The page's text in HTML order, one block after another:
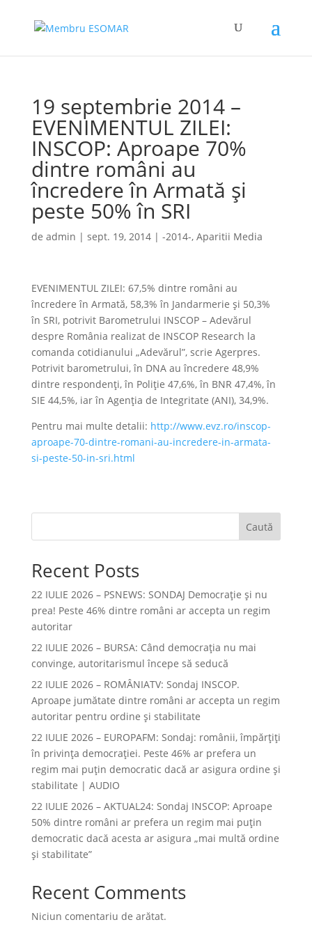
19 septembrie 2014 –
EVENIMENTUL ZILEI:
INSCOP: Aproape 70%
dintre români au
încredere în Armată și
peste 50% în SRI
de admin | sept. 19, 2014| -2014-, Aparitii Media
EVENIMENTUL ZILEI: 67,5% dintre români au
încredere în Armată, 58,3% în Jandarmerie și 50,3%
în SRI, potrivit Barometrului INSCOP – Adevărul
despre România realizat de INSCOP Research la
comanda cotidianului „Adevărul”, scrie Agerpres.
Potrivit barometrului, în DNA au încredere 48,9%
dintre respondenți, în Poliție 47,6%, în BNR 47,4%, în
SIE 44,5%, iar în Agenția de Integritate (ANI), 34,9%.
Pentru mai multe detalii: http://www.evz.ro/inscop-
aproape-70-dintre-romani-au-incredere-in-armata-
si-peste-50-in-sri.html
Caută
Recent Posts
22 IULIE 2026 – PSNEWS: SONDAJ Democrație și nu
prea! Peste 46% dintre români ar accepta un regim
autoritar
22 IULIE 2026 – BURSA: Când democraţia nu mai
convinge, autoritarismul începe să seducă
22 IULIE 2026 – ROMÂNIATV: Sondaj INSCOP.
Aproape jumătate dintre români ar accepta un regim
autoritar pentru ordine și stabilitate
22 IULIE 2026 – EUROPAFM: Sondaj: românii, împărțiți
în privința democrației. Peste 46% ar prefera un
regim mai puțin democratic dacă ar asigura ordine și
stabilitate | AUDIO
22 IULIE 2026 – AKTUAL24: Sondaj INSCOP: Aproape
50% dintre români ar prefera un regim mai puțin
democratic dacă acesta ar asigura „mai multă ordine
și stabilitate”
Recent Comments
Niciun comentariu de arătat.